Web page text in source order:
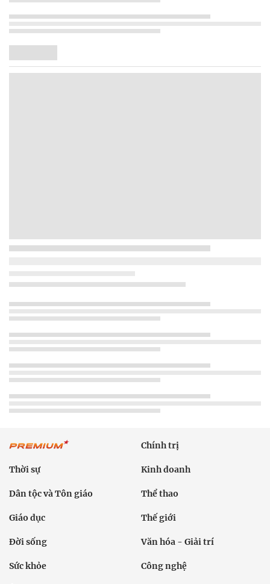
Chính trị
Thời sự Kinh doanh
Dân tộc và Tôn giáo Thể thao
Giáo dục Thế giới
Đời sống Văn hóa - Giải trí
Sức khỏe Công nghệ